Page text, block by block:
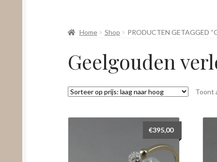
Home Shop PRODUCTEN GETAGGED
Geelgouden
Toont
€395,00